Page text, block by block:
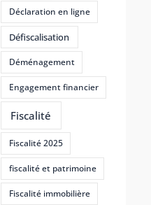
Déclaration en ligne
Défiscalisation
Déménagement
Engagement financier
Fiscalité
Fiscalité 2025
fiscalité et patrimoine
Fiscalité immobilière